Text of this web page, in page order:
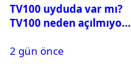
TV100 uyduda var mı?
TV100 neden açılmıyor?
2 gün önce